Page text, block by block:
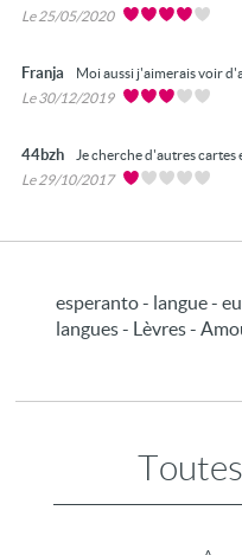
Le 25/05/2020
Franja
Moi aussi j'aimerais voir
Le 30/12/2019
44bzh
Je cherche d'autres cartes
Le 29/10/2017
esperanto - langue -
langues - Lèvres -